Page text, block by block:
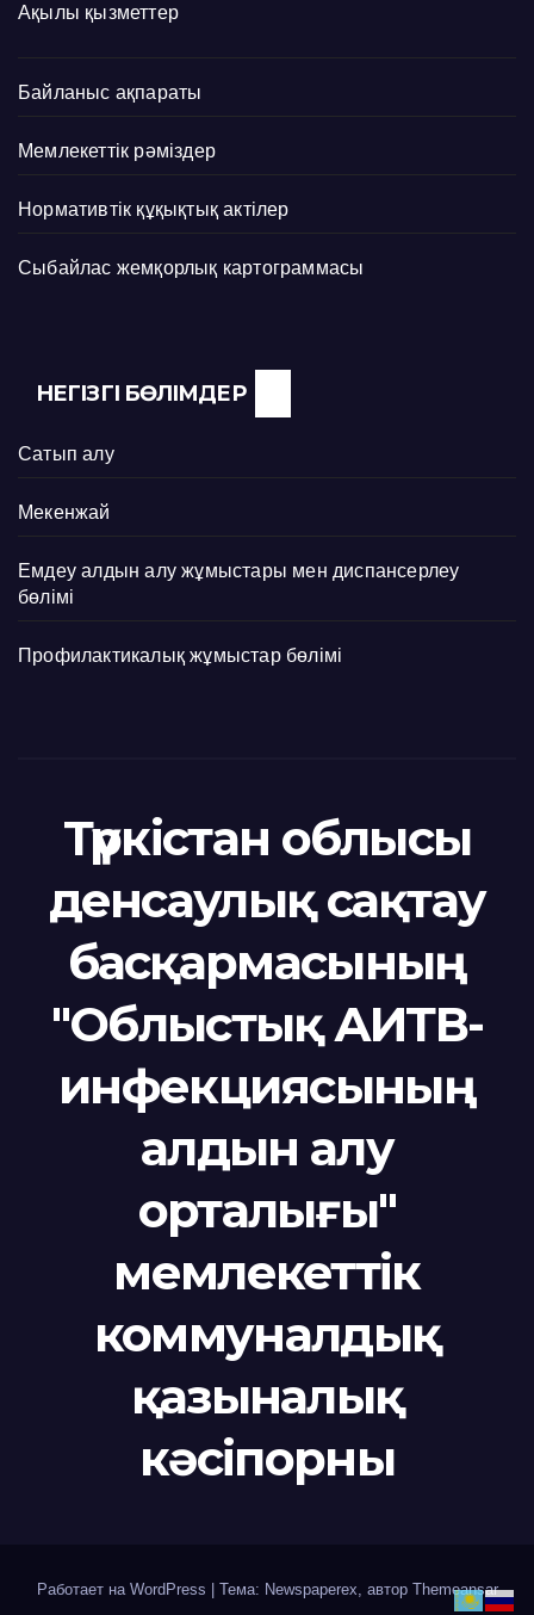
Ақылы қызметтер
Байланыс ақпараты
Мемлекеттік рәміздер
Нормативтік құқықтық актілер
Сыбайлас жемқорлық картограммасы
НЕГІЗГІ БӨЛІМДЕР
Сатып алу
Мекенжай
Емдеу алдын алу жұмыстары мен диспансерлеу
бөлімі
Профилактикалық жұмыстар бөлімі
Түркістан облысы
денсаулық сақтау
басқармасының
"Облыстық АИТВ-
инфекциясының
алдын алу
орталығы"
мемлекеттік
коммуналдық
қазыналық
кәсіпорны
Работает на WordPress Тема: Newspaperex, автор Themeansar